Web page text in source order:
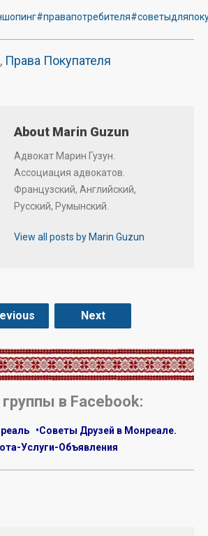
#правапотребителя
, Права Покупателя
About Marin Guzun
Адвокат Марин Гузун.
Ассоциация адвокатов.
Французский, Английский,
Русский, Румынский.
View all posts by Marin Guzun
Next
в Facebook:
•Советы Друзей в Монреале.
Услуги-Объявления